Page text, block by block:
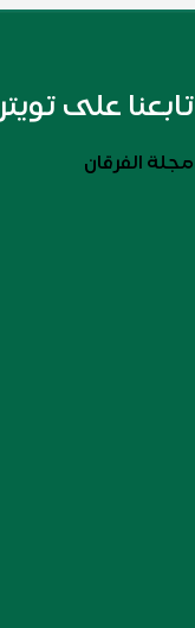
تابعنا على تويتر
مجلة الفرقان